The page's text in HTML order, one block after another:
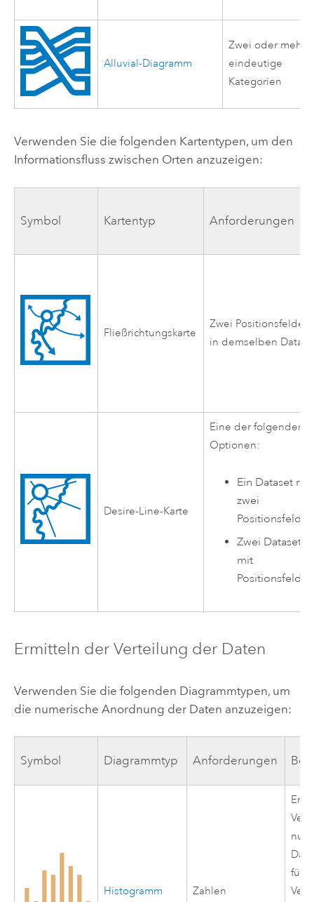
Alluvial-Diagramm
Zwei oder mehr
eindeutige
Kategorien
Verwenden Sie die folgenden Kartentypen, um den
Informationsfluss zwischen Orten anzuzeigen:
Symbol Kartentyp Anforderungen
Fließrichtungskarte
Zwei Positionsfelder
in demselben
Desire-Line-Karte
Eine der folgenden
Optionen:
Ein Dataset mit
zwei
Zwei Datasets
mit
Ermitteln der Verteilung der Daten
Verwenden Sie die folgenden Diagrammtypen, um
die numerische Anordnung der Daten anzuzeigen:
Symbol Diagrammtyp Anforderungen
Histogramm Zahlen